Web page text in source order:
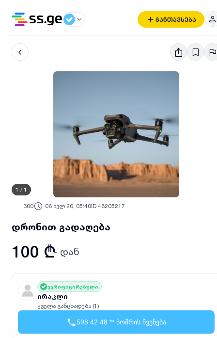
განთავსება
1 / 1
300 06 ივლ 26, 05:40ID 48205217
დრონით გადაღება
100 ₾- დან
ვერიფიცირებული
ირაკლი
ყველა განცხადება (1)
598 42 48 ** ნომრის ჩვენება